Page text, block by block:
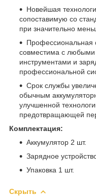
Новейшая
сопоставимую со
при значительно
Профессиональная
совместима с
инструментами и
профессиональной
Срок службы
обычным
улучшенной
предотвращающей
Комплектация:
Аккумулятор 2 шт.
Зарядное
Упаковка 1 шт.
Скрыть